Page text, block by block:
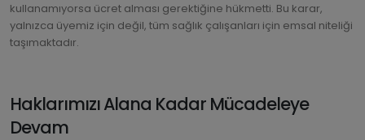
kullanamıyorsa ücret alması gerektiğine hükmetti. Bu karar,
yalnızca üyemiz için değil, tüm sağlık çalışanları için emsal niteliği
taşımaktadır.
Haklarımızı Alana Kadar Mücadeleye
Devam